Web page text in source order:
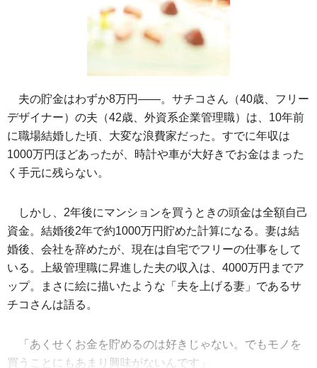
夫の貯金はわずか8万円――。サチコさん（40歳、フリー
デザイナー）の夫（42歳、外資系企業管理職）は、10年前
に職場結婚した頃、大変な浪費家だった。すでに年収は
1000万円ほどあったが、時計や車が大好きでお金はまった
く手元に残らない。
しかし、2年後にマンションを買うときの頭金は全額自己
資金。結婚後2年で約1000万円貯めた計算になる。妻は結
婚後、会社を辞めたが、現在は自宅でフリーの仕事をして
いる。上級管理職に昇進した夫の収入は、4000万円までア
ップ。まさに絵に描いたような「夫を上げる妻」であるサ
チコさんは語る。
「あくせくお金を貯めるのは好きじゃない。でもモノを
買うことにもあまり興味がないんです」